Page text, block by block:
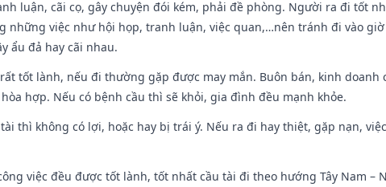
luận, cãi cọ, gây chuyện đói kém, phải đề phòng. Người ra đi tốt
những việc như hội họp, tranh luận, việc quan,…nên tránh đi vào
ẩu đả hay cãi nhau.
tốt lành, nếu đi thường gặp được may mắn. Buôn bán, kinh doanh
hợp. Nếu có bệnh cầu thì sẽ khỏi, gia đình đều mạnh khỏe.
tài thì không có lợi, hoặc hay bị trái ý. Nếu ra đi hay thiệt, gặp nạn,
việc đều được tốt lành, tốt nhất cầu tài đi theo hướng Tây Nam –